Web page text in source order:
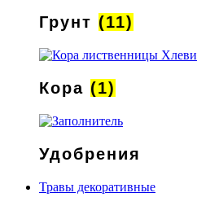
Грунт (11)
Кора (1)
Удобрения
Травы декоративные